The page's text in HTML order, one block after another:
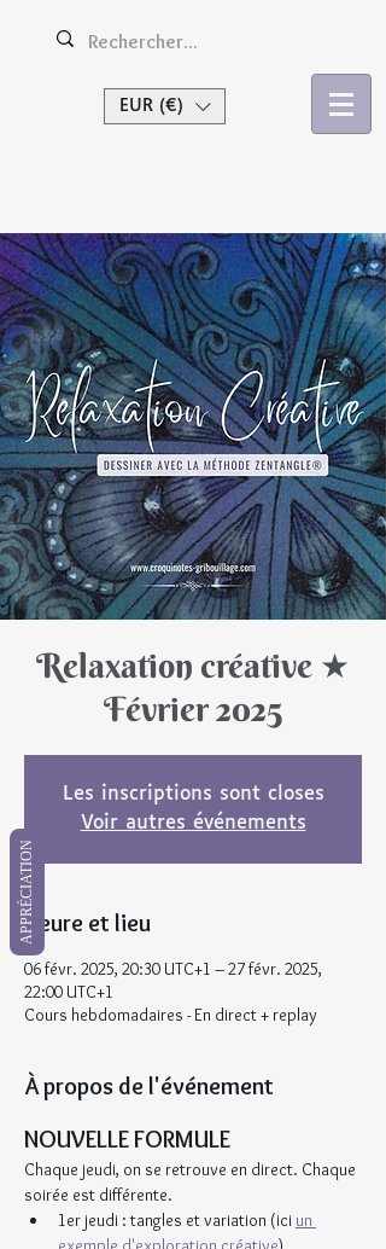
EUR (€)
Relaxation créative ★
Février 2025
Les inscriptions sont closes
Voir autres événements
Heure et lieu
06 févr. 2025, 20:30 UTC+1 – 27 févr. 2025,
22:00 UTC+1
Cours hebdomadaires - En direct + replay
À propos de l'événement
NOUVELLE FORMULE
Chaque jeudi, on se retrouve en direct. Chaque
soirée est différente.
1er jeudi : tangles et variation (ici un
APPRÉCIATION